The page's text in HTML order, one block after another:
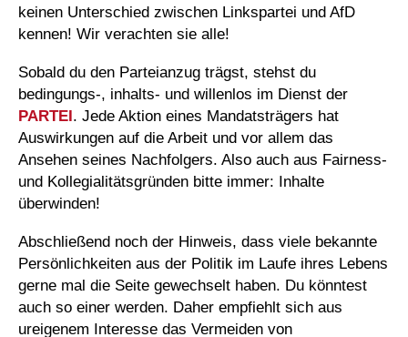
keinen Unterschied zwischen Linkspartei und AfD
kennen! Wir verachten sie alle!
Sobald du den Parteianzug trägst, stehst du
bedingungs-, inhalts- und willenlos im Dienst der
PARTEI. Jede Aktion eines Mandatsträgers hat
Auswirkungen auf die Arbeit und vor allem das
Ansehen seines Nachfolgers. Also auch aus Fairness-
und Kollegialitätsgründen bitte immer: Inhalte
überwinden!
Abschließend noch der Hinweis, dass viele bekannte
Persönlichkeiten aus der Politik im Laufe ihres Lebens
gerne mal die Seite gewechselt haben. Du könntest
auch so einer werden. Daher empfiehlt sich aus
ureigenem Interesse das Vermeiden von